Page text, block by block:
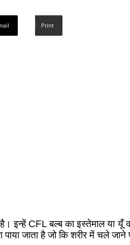
Print
इन्हें CFL बल्ब का इस्तेमाल या
जाता है जो कि शरीर में चले जाने